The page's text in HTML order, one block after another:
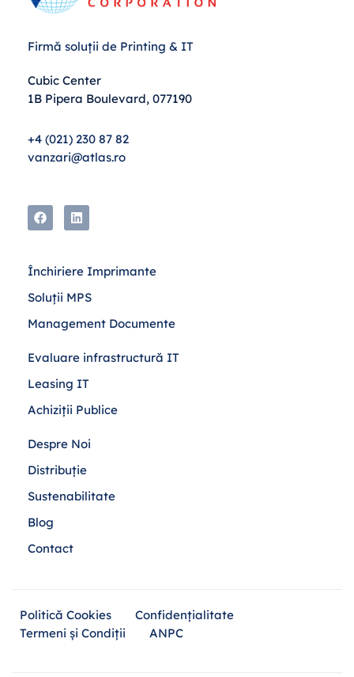
Firmă soluții de Printing & IT
Cubic Center
1B Pipera Boulevard, 077190
+4 (021) 230 87 82
vanzari@atlas.ro
Închiriere Imprimante
Soluții MPS
Management Documente
Evaluare infrastructură IT
Leasing IT
Achiziții Publice
Despre Noi
Distribuție
Sustenabilitate
Blog
Contact
Politică Cookies
Confidențialitate
Termeni și Condiții
ANPC